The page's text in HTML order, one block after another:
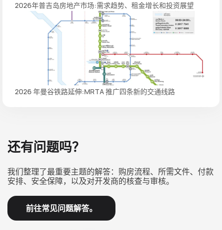
2026年普吉岛房地产市场:需求趋势、租金增长和投资展望
2026 年曼谷铁路延伸:MRTA 推广四条新的交通线路
还有问题吗？
我们整理了最重要主题的解答：购房流程、所需文件、付款
安排、安全保障，以及对开发商的核查与审核。
前往常见问题解答。